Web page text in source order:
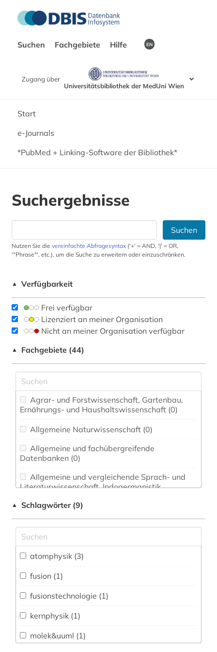
Suchen Fachgebiete Hilfe EN
Zugang über
Universitätsbibliothek der MedUni Wien
Start
e-Journals
*PubMed + Linking-Software der Bibliothek*
Suchergebnisse
Suchen
Nutzen Sie die vereinfachte Abfragesyntax ('+' = AND, '|' = OR,
'"Phrase"', etc.), um die Suche zu erweitern oder einzuschränken.
▲ Verfügbarkeit
Frei verfügbar
Lizenziert an meiner Organisation
Nicht an meiner Organisation verfügbar
▲ Fachgebiete (44)
Ernährungs- und Haushaltswissenschaft (0)
Allgemeine Naturwissenschaft (0)
Datenbanken (0)
Literaturwissenschaft. Indogermanistik.
Anglistik. Amerikanistik (0)
▲ Schlagwörter (9)
atomphysik (3)
fusion (1)
fusionstechnologie (1)
kernphysik (1)
molek&uuml (1)